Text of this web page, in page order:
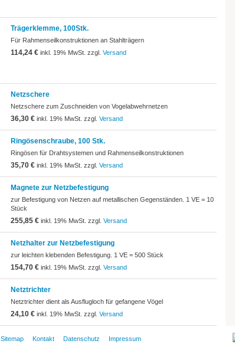
Trägerklemme, 100Stk.
Für Rahmenseilkonstruktionen an Stahlträgern
114,24 €inkl. 19% MwSt. zzgl. Versand
Netzschere
Netzschere zum Zuschneiden von Vogelabwehrnetzen
36,30 €inkl. 19% MwSt. zzgl. Versand
Ringösenschraube, 100 Stk.
Ringösen für Drahtsystemen und Rahmenseilkonstruktionen
35,70 €inkl. 19% MwSt. zzgl. Versand
Magnete zur Netzbefestigung
zur Befestigung von Netzen auf metallischen Gegenständen. 1 VE = 10
Stück
255,85 €inkl. 19% MwSt. zzgl. Versand
Netzhalter zur Netzbefestigung
zur leichten klebenden Befestigung. 1 VE = 500 Stück
154,70 €inkl. 19% MwSt. zzgl. Versand
Netztrichter
Netztrichter dient als Ausflugloch für gefangene Vögel
24,10 €inkl. 19% MwSt. zzgl. Versand
Sitemap Kontakt Datenschutz Impressum